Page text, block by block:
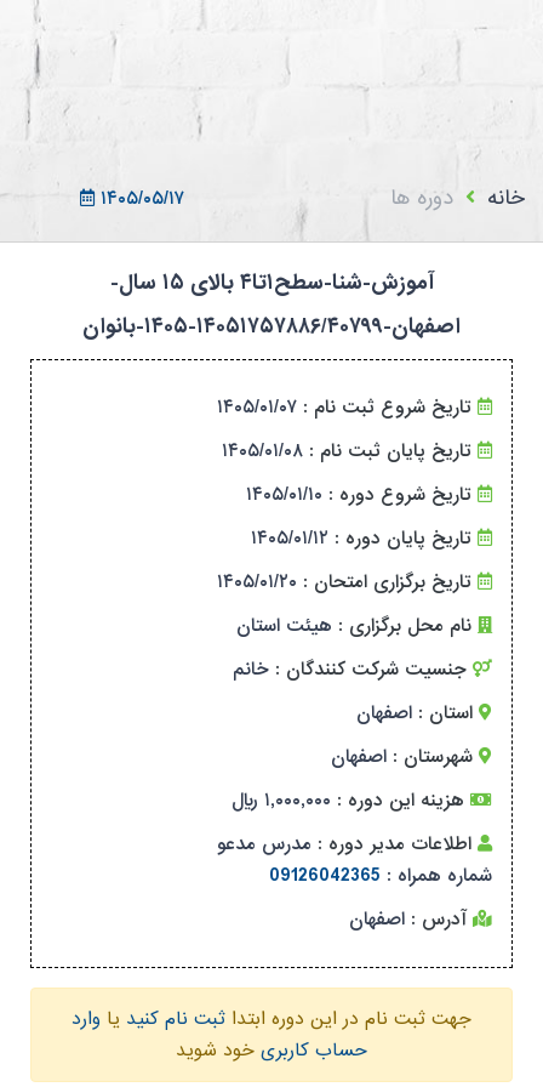
۱۴۰۵/۰۵/۱۷
خانه دوره ها
آموزش-شنا-سطح۱تا۴ بالای ۱۵ سال-
اصفهان-۱۴۰۵۱۷۵۷۸۸۶/۴۰۷۹۹-۱۴۰۵-بانوان
تاریخ شروع ثبت نام : ۱۴۰۵/۰۱/۰۷
تاریخ پایان ثبت نام : ۱۴۰۵/۰۱/۰۸
تاریخ شروع دوره : ۱۴۰۵/۰۱/۱۰
تاریخ پایان دوره : ۱۴۰۵/۰۱/۱۲
تاریخ برگزاری امتحان : ۱۴۰۵/۰۱/۲۰
نام محل برگزاری : هیئت استان
جنسیت شرکت کنندگان : خانم
استان : اصفهان
شهرستان : اصفهان
هزینه این دوره : ۱,۰۰۰,۰۰۰ ریال
اطلاعات مدیر دوره : مدرس مدعو
شماره همراه : 09126042365
آدرس : اصفهان
جهت ثبت نام در این دوره ابتدا ثبت نام کنید یا وارد
حساب کاربری خود شوید